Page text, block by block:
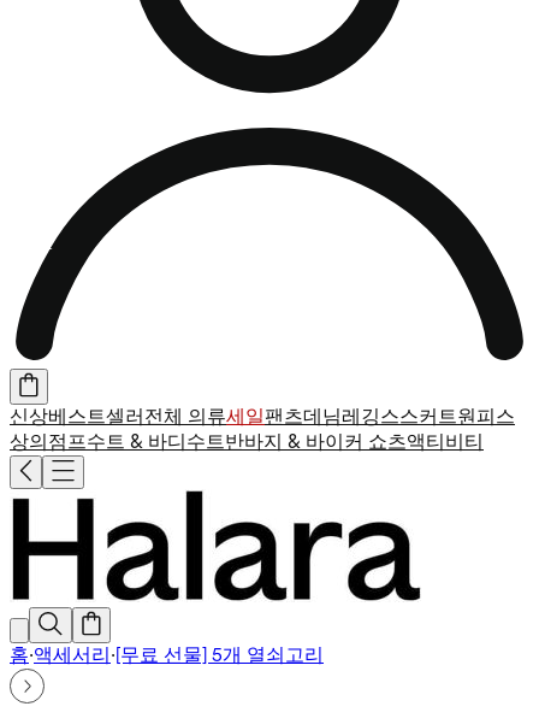
신상베스트셀러 전체 의류세일팬츠데님레깅스스커트원피스
상의 점프수트 & 바디수트반바지 & 바이커 쇼츠액티비티
홈·액세서리 ·[무료 선물] 5개 열쇠고리